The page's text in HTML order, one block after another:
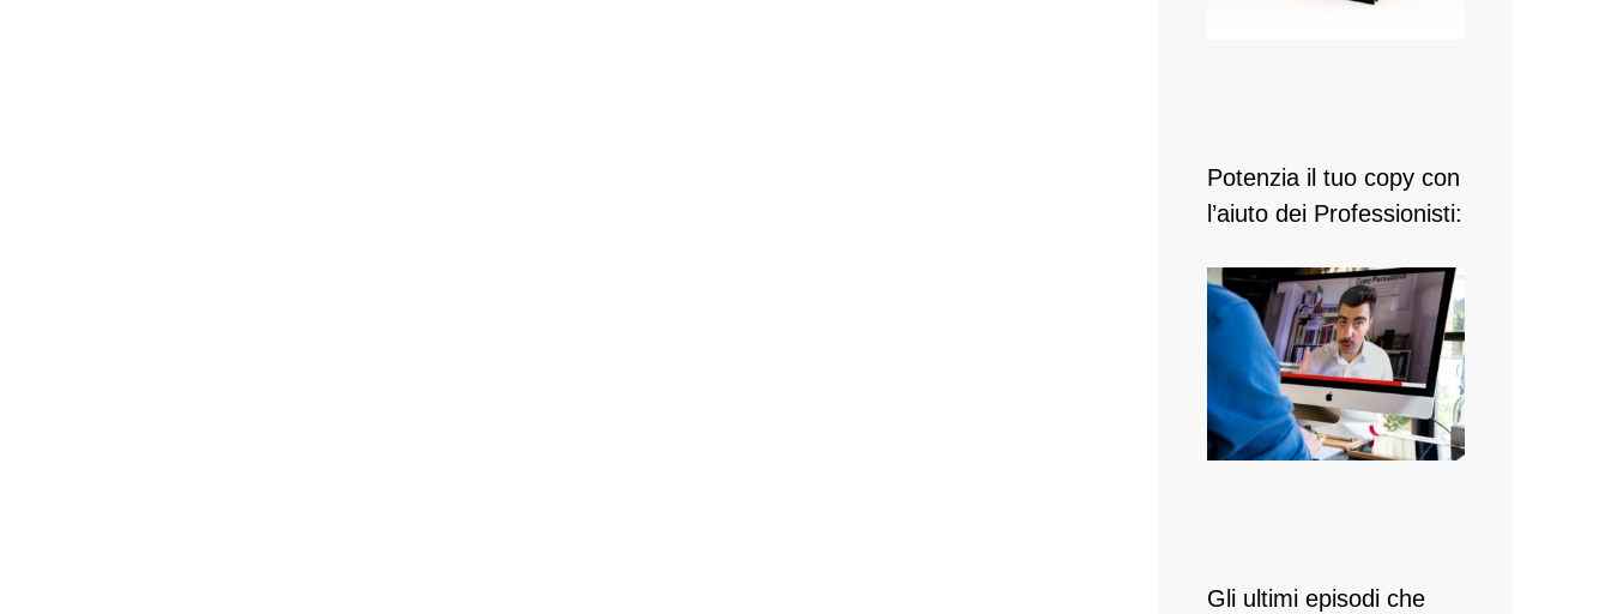
Potenzia il tuo copy con
l’aiuto dei Professionisti:
Gli ultimi episodi che